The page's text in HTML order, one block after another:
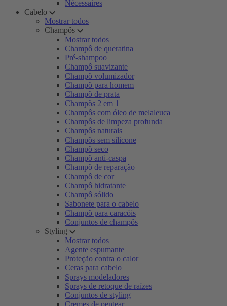
Nécessaires
Cabelo
Mostrar todos
Champôs
Mostrar todos
Champô de queratina
Pré-shampoo
Champô suavizante
Champô volumizador
Champô para homem
Champô de prata
Champôs 2 em 1
Champôs com óleo de melaleuca
Champôs de limpeza profunda
Champôs naturais
Champôs sem silicone
Champô seco
Champô anti-caspa
Champô de reparação
Champô de cor
Champô hidratante
Champô sólido
Sabonete para o cabelo
Champô para caracóis
Conjuntos de champôs
Styling
Mostrar todos
Agente espumante
Proteção contra o calor
Ceras para cabelo
Sprays modeladores
Sprays de retoque de raízes
Conjuntos de styling
Cremes de pentear